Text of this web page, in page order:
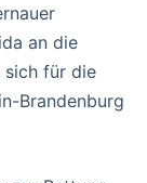
an die
sich für die
Brandenburg